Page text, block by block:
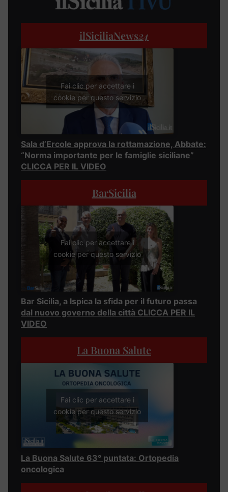
ilSiciliaNews24
Fai clic per accettare i
cookie per questo servizio
Sala d’Ercole approva la rottamazione, Abbate:
“Norma importante per le famiglie siciliane”
CLICCA PER IL VIDEO
BarSicilia
Fai clic per accettare i
cookie per questo servizio
Bar Sicilia, a Ispica la sfida per il futuro passa
dal nuovo governo della città CLICCA PER IL
VIDEO
La Buona Salute
Fai clic per accettare i
cookie per questo servizio
La Buona Salute 63° puntata: Ortopedia
oncologica